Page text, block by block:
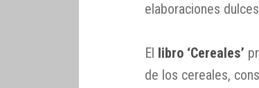
elaboraciones
El libro ‘Cereales’
de los cereales,